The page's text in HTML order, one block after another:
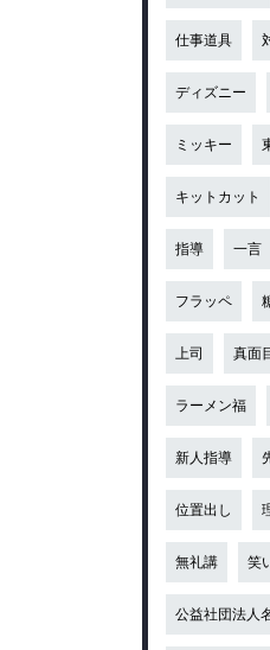
仕事道具
ディズニー
ミッキー
キットカット
指導 一言
フラッペ
上司 真面
ラーメン福
新人指導
位置出し
無礼講 笑
公益社団法人